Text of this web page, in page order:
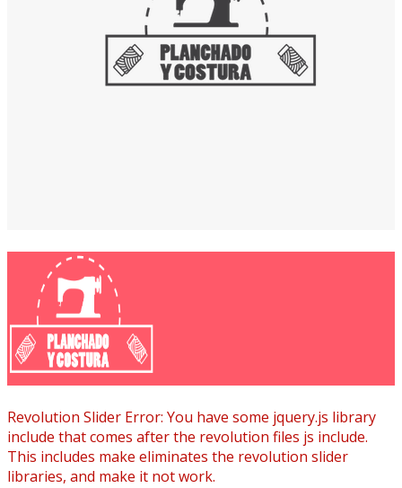
Revolution Slider Error: You have some jquery.js library
include that comes after the revolution files js include.
This includes make eliminates the revolution slider
libraries, and make it not work.